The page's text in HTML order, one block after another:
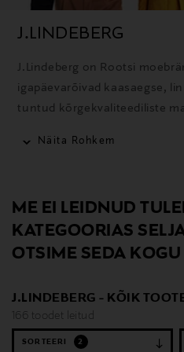
J.LINDEBERG
J.Lindeberg on Rootsi
igapäevarõivad kaasaegse,
tuntud kõrgekvaliteediliste
Näita Rohkem
ME EI LEIDNUD
KATEGOORIAS
OTSIME SEDA
J.LINDEBERG - KÕIK
166 toodet leitud
SORTEERI 2